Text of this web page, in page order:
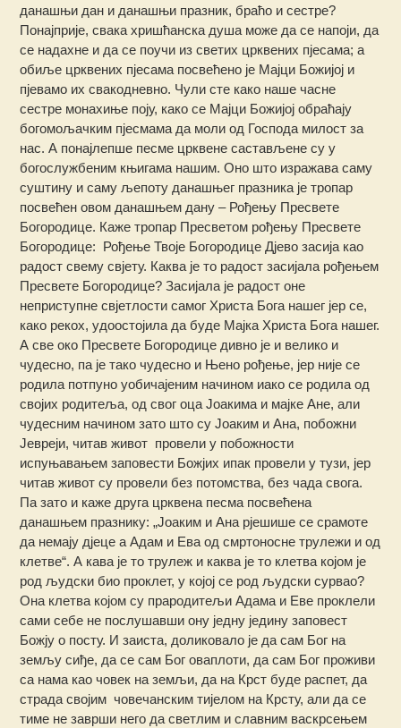
данашњи дан и данашњи празник, браћо и сестре?
Понајприје, свака хришћанска душа може да се напоји, да
се надахне и да се поучи из светих црквених пјесама; а
обиље црквених пјесама посвећено је Мајци Божијој и
пјевамо их свакодневно. Чули сте како наше часне
сестре монахиње поју, како се Мајци Божијој обраћају
богомољачким пјесмама да моли од Господа милост за
нас. А понајлепше песме црквене састављене су у
богослужбеним књигама нашим. Оно што изражава саму
суштину и саму љепоту данашњег празника је тропар
посвећен овом данашњем дану – Рођењу Пресвете
Богородице. Каже тропар Пресветом рођењу Пресвете
Богородице: Рођење Твоје Богородице Дјево засија као
радост свему свјету. Каква је то радост засијала рођењем
Пресвете Богородице? Засијала је радост оне
неприступне свјетлости самог Христа Бога нашег јер се,
како рекох, удоостојила да буде Мајка Христа Бога нашег.
А све око Пресвете Богородице дивно је и велико и
чудесно, па је тако чудесно и Њено рођење, јер није се
родила потпуно уобичајеним начином иако се родила од
својих родитеља, од свог оца Јоакима и мајке Ане, али
чудесним начином зато што су Јоаким и Ана, побожни
Јевреји, читав живот провели у побожности
испуњавањем заповести Божјих ипак провели у тузи, јер
читав живот су провели без потомства, без чада свога.
Па зато и каже друга црквена песма посвећена
данашњем празнику: „Јоаким и Ана рјешише се срамоте
да немају дјеце а Адам и Ева од смртоносне трулежи и од
клетве“. А кава је то трулеж и каква је то клетва којом је
род људски био проклет, у којој се род људски сурвао?
Она клетва којом су прародитељи Адама и Еве проклели
сами себе не послушавши ону једну једину заповест
Божју о посту. И заиста, доликовало је да сам Бог на
земљу сиђе, да се сам Бог оваплоти, да сам Бог проживи
са нама као човек на земљи, да на Крст буде распет, да
страда својим човечанским тијелом на Крсту, али да се
тиме не заврши него да светлим и славним васкрсењем